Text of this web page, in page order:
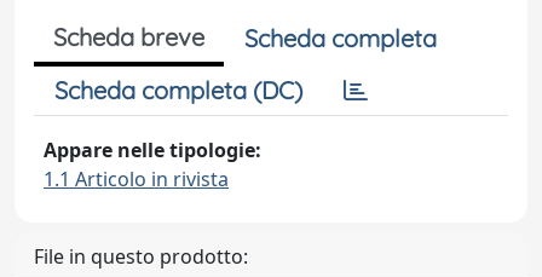
Scheda breve
Scheda completa
Scheda completa (DC)
Appare nelle tipologie:
1.1 Articolo in rivista
File in questo prodotto: